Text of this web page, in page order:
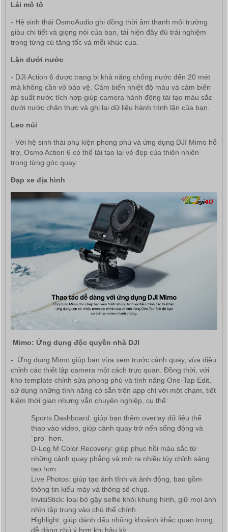
Lái mô tô
- Hệ sinh thái OsmoAudio ghi đồng thời âm thanh môi trường
giàu chi tiết và giọng nói của bạn, tái hiện đầy đủ trải nghiệm
trong từng cú tăng tốc và mỗi khúc cua.
Lặn dưới nước
- DJI Action 6 được trang bị khả năng chống nước đến 20 mét
mà không cần vỏ bảo vệ. Cảm biến nhiệt độ màu và cảm biến
áp suất nước tích hợp giúp camera hành động tái tạo màu sắc
dưới nước chân thực và ghi lại dữ liệu hành trình lặn của bạn.
Leo núi
- Với hệ sinh thái phụ kiện phong phú và ứng dụng DJI Mimo hỗ
trợ, Osmo Action 6 có thể tái tạo lại vẻ đẹp của thiên nhiên
trong từng góc quay.
Đạp xe địa hình
Mimo: Ứng dụng độc quyền nhà DJI
- Ứng dụng Mimo giúp bạn vừa xem trước cảnh quay, vừa điều
chỉnh các thiết lập camera một cách trực quan. Đồng thời, với
kho template chỉnh sửa phong phú và tính năng One-Tap Edit,
sử dụng những tính năng có sẵn trên app chỉ với một chạm, tiết
kiệm thời gian nhưng vẫn chuyên nghiệp, cụ thể:
Sports Dashboard: giúp bạn thêm overlay dữ liệu thể
thao vào video, giúp cảnh quay trở nến sống động và
“pro” hơn.
D-Log M Color Recovery: giúp phục hồi màu sắc từ
những cảnh quay phẳng và mở ra nhiều tùy chỉnh sáng
tạo hơn.
Live Photos: giúp tạo ảnh tĩnh và ảnh động, bao gồm
thông tin kiểu máy và thông số chụp.
InvisiStick: loại bỏ gậy selfie khỏi khung hình, giữ mọi ánh
nhìn tập trung vào chủ thể chính.
Highlight: giúp đánh dấu những khoảnh khắc quan trọng,
dễ dàng chú ý hơn khi hậu kỳ.